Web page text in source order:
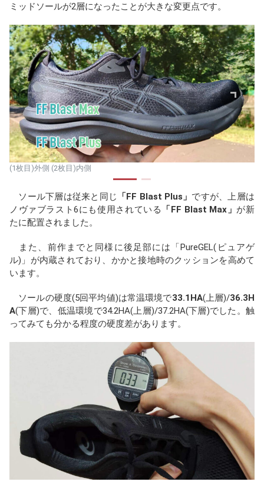
ミッドソールが2層になったことが大きな変更点です。
(1枚目)外側 (2枚目)内側
ソール下層は従来と同じ 「FF Blast Plus」 ですが、上層は
ノヴァブラスト6にも使用されている
「FF Blast Max」 が新
たに配置されました。
また、前作までと同様に後足部には「PureGEL(ピュアゲ
ル)」が内蔵されており、かかと接地時のクッションを高めて
います。
ソールの硬度(5回平均値)は常温環境で33.1HA(上層)/36.3H
A(下層)で、低温環境で34.2HA(上層)/37.2HA(下層)でした。触
ってみても分かる程度の硬度差があります。